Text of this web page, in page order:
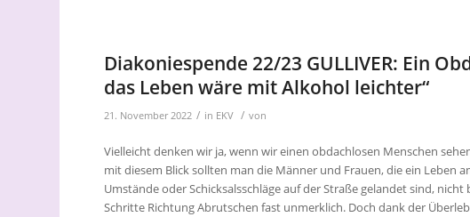
Diakoniespende 22/23 GULLIVER: Ein
das Leben wäre mit Alkohol leichter“
21. November 2022 / in EKV / von
Vielleicht denken wir ja, wenn wir einen obdachlosen Menschen
mit diesem Blick sollten man die Männer und Frauen, die ein Leben
Umstände oder Schicksalsschläge auf der Straße gelandet sind,
Schritte Richtung Abrutschen fast unmerklich. Doch dank der